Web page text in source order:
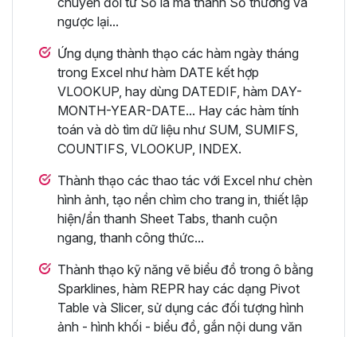
ngược lại...
Ứng dụng thành thạo các hàm ngày tháng
trong Excel như hàm DATE kết hợp
VLOOKUP, hay dùng DATEDIF, hàm DAY-
MONTH-YEAR-DATE... Hay các hàm tính
toán và dò tìm dữ liệu như SUM, SUMIFS,
COUNTIFS, VLOOKUP, INDEX.
Thành thạo các thao tác với Excel như chèn
hình ảnh, tạo nền chìm cho trang in, thiết lập
hiện/ẩn thanh Sheet Tabs, thanh cuộn
ngang, thanh công thức...
Thành thạo kỹ năng vẽ biểu đồ trong ô bằng
Sparklines, hàm REPR hay các dạng Pivot
Table và Slicer, sử dụng các đối tượng hình
ảnh - hình khối - biểu đồ, gắn nội dung văn